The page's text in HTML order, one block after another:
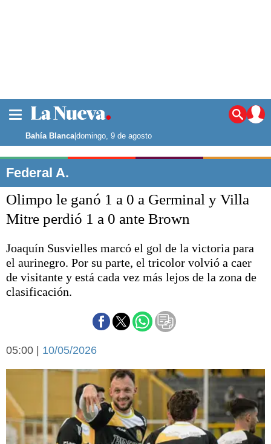
Noticias
La ciudad
Punta Alta
El mundo
Seguridad
Deportes
Escenario Olímpico
Liga del Sur
Básquetbol
Federal A
Aplausos
Con el campo
Espacio empresas
Sociedad y tiempo
libre
Sociedad
Tecnología
Turismo
Bahía Blanca|domingo, 9 de agosto
Federal A.
Olimpo le ganó 1 a 0 a Germinal y Villa
Mitre perdió 1 a 0 ante Brown
Joaquín Susvielles marcó el gol de la victoria para
el aurinegro. Por su parte, el tricolor volvió a caer
de visitante y está cada vez más lejos de la zona de
clasificación.
05:00 | 10/05/2026